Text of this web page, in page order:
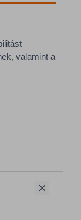
valamint a